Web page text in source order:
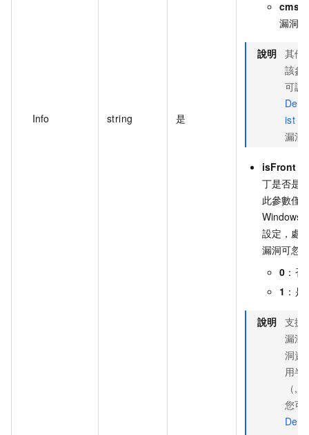
Info string 是
cms
漏洞
說明 其他
該參
可調
ist
漏洞
isFront
丁是否是
此參數僅
Windows
設定，處
漏洞可忽
0 ：否
1 ：是
說明 支援
漏洞
洞資
用半
（,
您可